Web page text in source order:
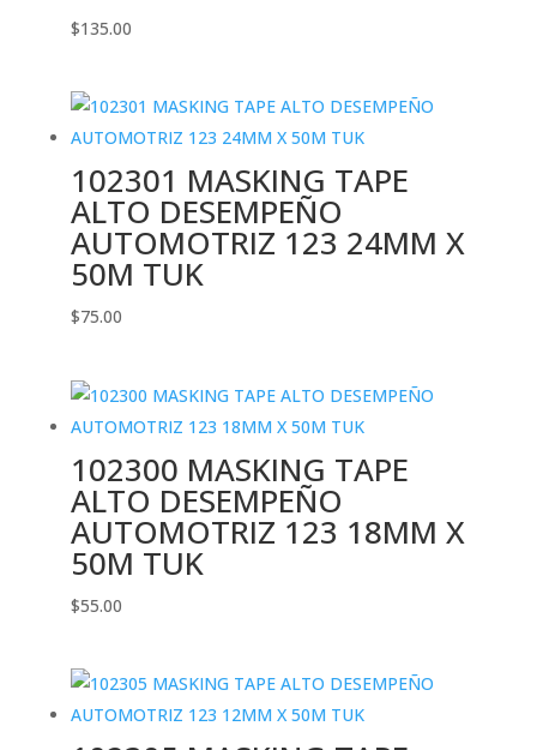
$135.00
102301 MASKING TAPE
ALTO DESEMPEÑO
AUTOMOTRIZ 123 24MM X
50M TUK
$75.00
102300 MASKING TAPE
ALTO DESEMPEÑO
AUTOMOTRIZ 123 18MM X
50M TUK
$55.00